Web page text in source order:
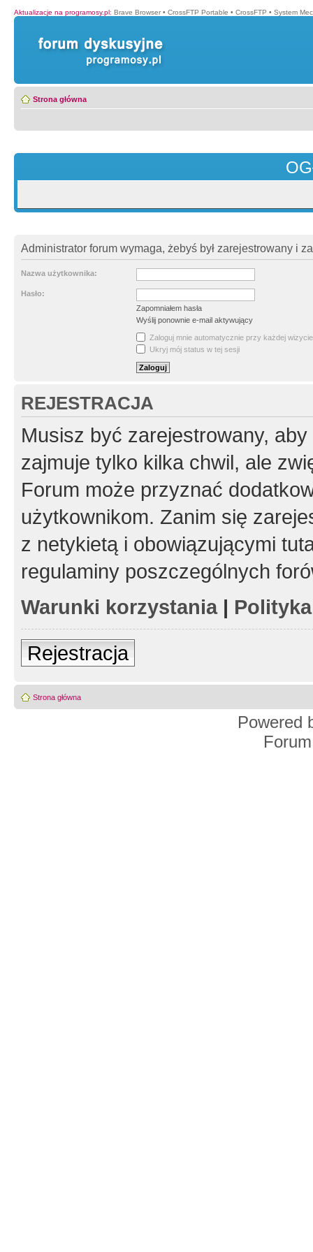
Aktualizacje na programosy.pl: Brave Browser • CrossFTP Portable • CrossFTP • System
Strona główna
Administrator forum wymaga, żebyś był zarejestrowany i
Nazwa użytkownika:
Hasło:
Zapomniałem hasła
Wyślij ponownie e-mail aktywujący
Zaloguj mnie automatycznie przy każdej wizycie
Ukryj mój status w tej sesji
REJESTRACJA
Musisz być zarejestrowany,
zajmuje tylko kilka chwil, ale
Forum może przyznać
użytkownikom. Zanim się
z netykietą i obowiązującymi
regulaminy poszczególnych
Warunki korzystania|
Rejestracja
Strona główna
Powered